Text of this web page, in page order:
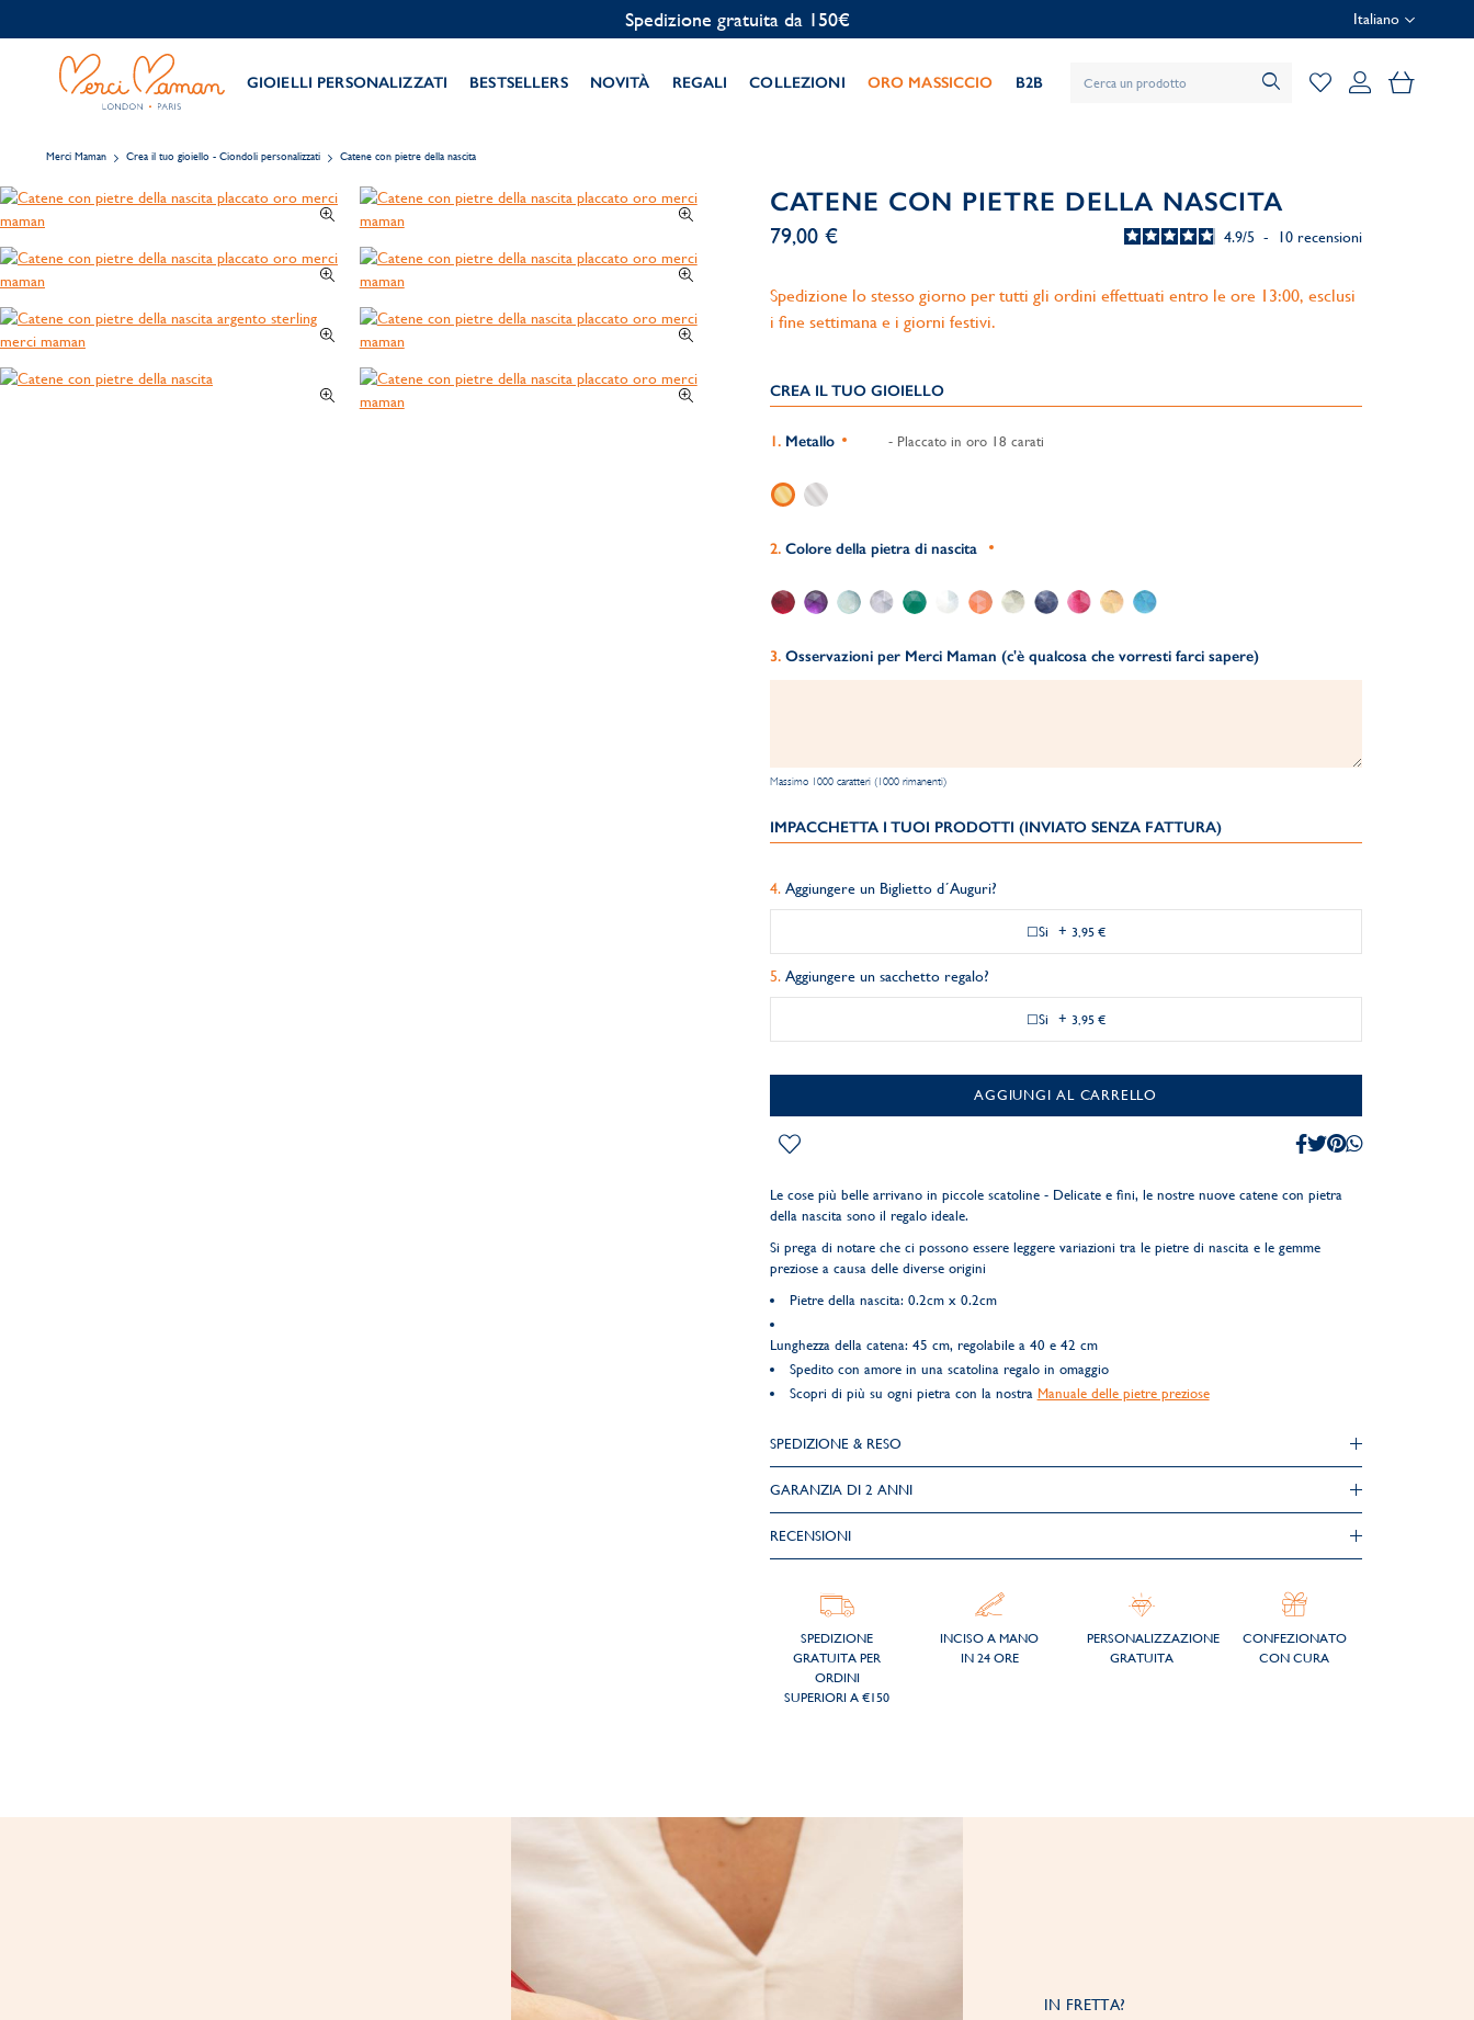
Personalizzazione gratuita Italiano
GIOIELLI PERSONALIZZATI BESTSELLERS NOVITÀ REGALI COLLEZIONI ORO MASSICCIO B2B Il mio
Merci Maman Crea il tuo gioiello - Ciondoli personalizzati Catene con pietre della nascita
CATENE CON PIETRE DELLA NASCITA
4.9/5 - 10 recensioni
79,00 €
Spedizione lo stesso giorno per tutti gli ordini effettuati entro le ore 13:00, esclusi
i fine settimana e i giorni festivi.
CREA IL TUO GIOIELLO
Metallo - Placcato in oro 18 carati
Colore della pietra di nascita
Osservazioni per Merci Maman (c'è qualcosa che vorresti farci sapere)
Massimo 1000 caratteri (1000 rimanenti)
IMPACCHETTA I TUOI PRODOTTI (INVIATO SENZA FATTURA)
Aggiungere un Biglietto d´Auguri?
Si + 3,95 €
Aggiungere un sacchetto regalo?
Si + 3,95 €
AGGIUNGI AL CARRELLO
Le cose più belle arrivano in piccole scatoline - Delicate e fini, le nostre nuove catene con pietra
della nascita sono il regalo ideale.
Si prega di notare che ci possono essere leggere variazioni tra le pietre di nascita e le gemme
preziose a causa delle diverse origini
Pietre della nascita: 0.2cm x 0.2cm
Lunghezza della catena: 45 cm, regolabile a 40 e 42 cm
Spedito con amore in una scatolina regalo in omaggio
Scopri di più su ogni pietra con la nostra Manuale delle pietre preziose
SPEDIZIONE & RESO
GARANZIA DI 2 ANNI
RECENSIONI
SPEDIZIONE
GRATUITA PER
ORDINI
SUPERIORI A €150
INCISO A MANO
IN 24 ORE
PERSONALIZZAZIONE
GRATUITA
CONFEZIONATO
CON CURA
IN FRETTA?